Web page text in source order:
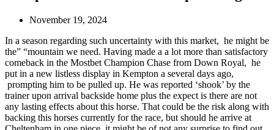
November 19, 2024
In a season regarding such uncertainty with this market, he might be
the” “mountain we need. Having made a a lot more than satisfactory
comeback in the Mostbet Champion Chase from Down Royal, he
put in a new listless display in Kempton a several days ago,
prompting him to be pulled up. He was reported ‘shook’ by the
trainer upon arrival backside home plus the expect is there are not
any lasting effects about this horse. That could be the risk along with
backing this horses currently for the race, but should he arrive at